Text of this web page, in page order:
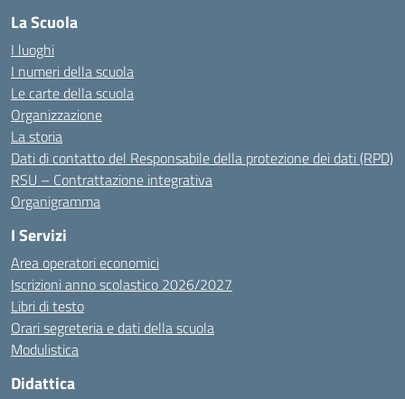
La Scuola
I luoghi
I numeri della scuola
Le carte della scuola
Organizzazione
La storia
Dati di contatto del Responsabile della protezione dei dati (RPD)
RSU – Contrattazione integrativa
Organigramma
I Servizi
Area operatori economici
Iscrizioni anno scolastico 2026/2027
Libri di testo
Orari segreteria e dati della scuola
Modulistica
Didattica